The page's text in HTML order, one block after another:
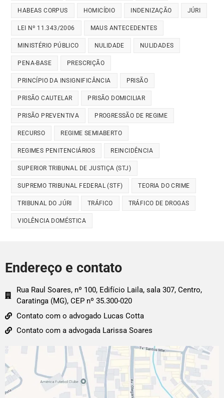
HABEAS CORPUS HOMICÍDIO INDENIZAÇÃO JÚRI
LEI Nº 11.343/2006 MAUS ANTECEDENTES
MINISTÉRIO PÚBLICO NULIDADE NULIDADES
PENA-BASE PRESCRIÇÃO
PRINCÍPIO DA INSIGNIFICÂNCIA PRISÃO
PRISÃO CAUTELAR PRISÃO DOMICILIAR
PRISÃO PREVENTIVA PROGRESSÃO DE REGIME
RECURSO REGIME SEMIABERTO
REGIMES PENITENCIÁRIOS REINCIDÊNCIA
SUPERIOR TRIBUNAL DE JUSTIÇA (STJ)
SUPREMO TRIBUNAL FEDERAL (STF) TEORIA DO CRIME
TRIBUNAL DO JÚRI TRÁFICO TRÁFICO DE DROGAS
VIOLÊNCIA DOMÉSTICA
Endereço e contato
Rua Raul Soares, nº 100, Edifício Laila, sala 307, Centro,
Caratinga (MG), CEP nº 35.300-020
Contato com o advogado Lucas Cotta
Contato com a advogada Larissa Soares